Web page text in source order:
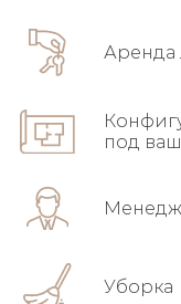
Аренда
под
Уборка